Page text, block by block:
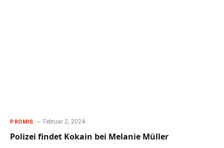
PROMIS Februar 2, 2024
Polizei findet Kokain bei Melanie Müller